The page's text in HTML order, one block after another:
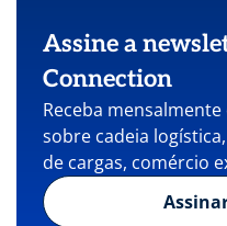
Assine a
Connection
Receba
sobre cadeia
de cargas, comércio